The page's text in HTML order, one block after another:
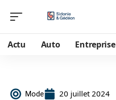
Actu Auto Entreprise
Mode 20 juillet 2024